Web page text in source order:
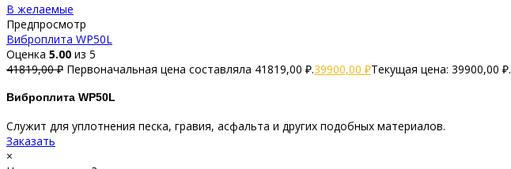
В желаемые
Предпросмотр
Виброплита WP50L
Оценка 5.00 из 5
41819,00₽ Первоначальная цена составляла 41819,00 ₽.39900,00 ₽Текущая цена: 39900,00 ₽.
Виброплита WP50L
Служит для уплотнения песка, гравия, асфальта и других подобных материалов.
Заказать
×